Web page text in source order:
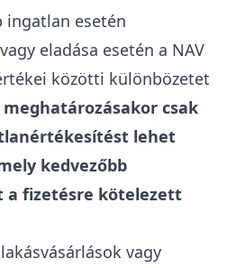
illetve mentességre
esetén lehet hivatkozni. A
§ (f) pontja alapján
lakás céljára
nyilvántartásban lakóház
szerepel. Ide
(a hozzá
ha azok elérik a
(elkészült és ráépített